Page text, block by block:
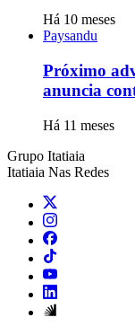
Há 10 meses
Paysandu
Próximo
anuncia
Há 11 meses
Grupo Itatiaia
Itatiaia Nas Redes